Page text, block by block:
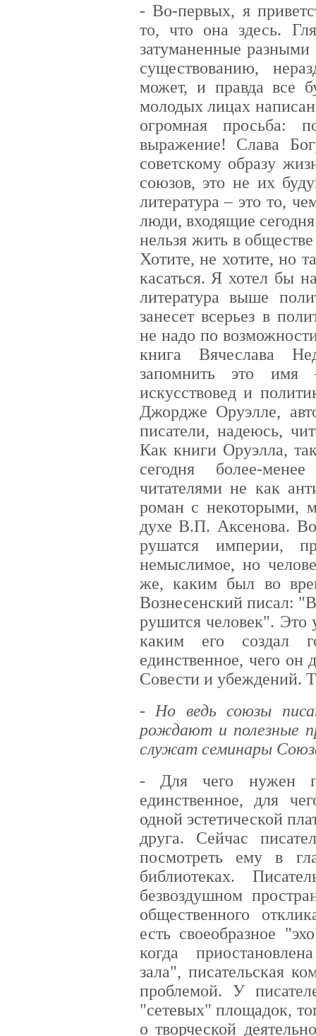
- Во-первых, я
то, что она здесь.
затуманенные
существованию,
может, и правда все
молодых лицах
огромная просьба:
выражение! Слава
советскому образу
союзов, это не их
литература – это то,
люди, входящие
нельзя жить в
Хотите, не хотите, но
касаться. Я хотел бы
литература выше
занесет всерьез в
не надо по
книга Вячеслава
запомнить это имя
искусствовед и
Джордже Оруэлле,
писатели, надеюсь,
Как книги Оруэлла,
сегодня более-
читателями не как
роман с некоторыми,
духе В.П. Аксенова.
рушатся империи,
немыслимое, но
же, каким был во
Вознесенский писал:
рушится человек". Это
каким его создал
единственное, чего он
Совести и убеждений.
- Но ведь союзы
рождают и полезные
служат семинары
- Для чего нужен
единственное, для
одной эстетической
друга. Сейчас
посмотреть ему в
библиотеках.
безвоздушном
общественного
есть своеобразное
когда
зала", писательская
проблемой. У
"сетевых" площадок,
о творческой